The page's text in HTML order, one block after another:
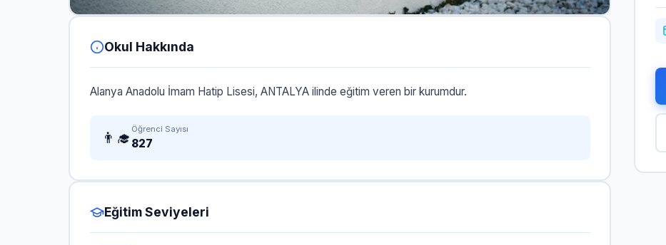
Okul Hakkında
Alanya Anadolu İmam Hatip Lisesi, ANTALYA ilinde eğitim veren bir kurumdur.
👨‍🎓 Öğrenci Sayısı
827
Eğitim Seviyeleri